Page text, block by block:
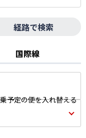
経路で検索
国際線